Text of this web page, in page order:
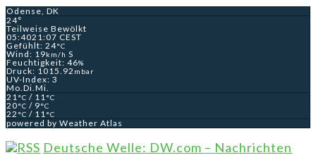
Odense, DK
24°
Teilweise Bewölkt
05:4021:07 CEST
Gefühlt: 24°C
Wind: 19km/h S
Feuchtigkeit: 46%
Druck: 1015.92 mbar
UV-Index: 3
Mo.Di.Mi.
21°C / 11°C
20°C / 9°C
22 °C / 11°C
powered by Weather Atlas
Deutsche Welle: DW.com – Nachrichten